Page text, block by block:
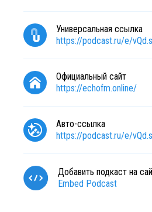
Универсальная ссылка
https://podcast.ru/e/
Официальный сайт
https://echofm.online/
Авто-ссылка
https://podcast.ru/e/
Добавить подкаст на
Embed Podcast